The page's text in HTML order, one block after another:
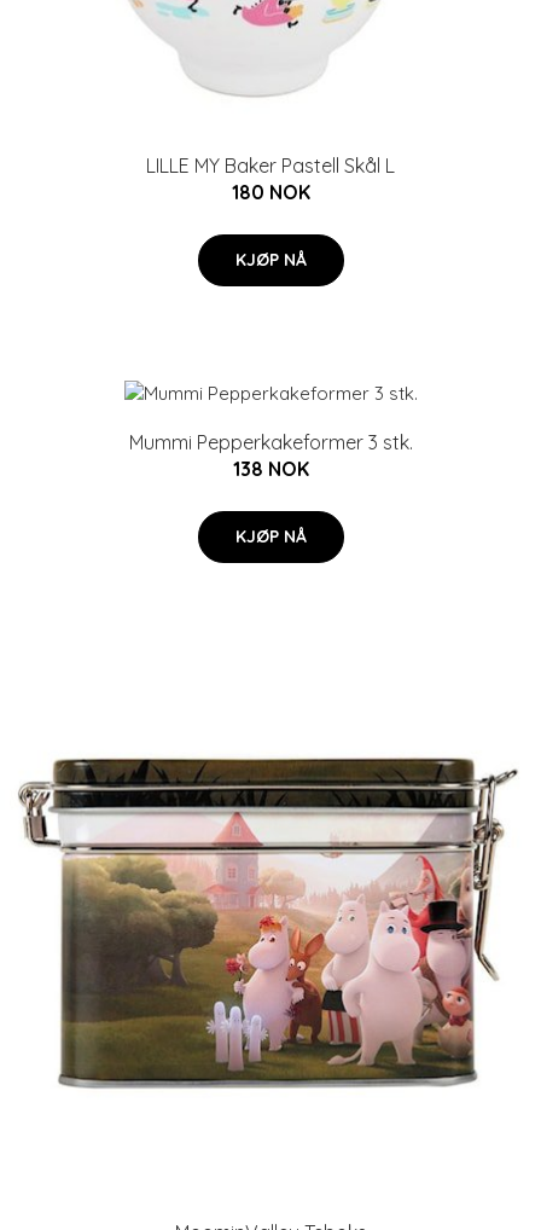
LILLE MY Baker Pastell Skål L
180 NOK
KJØP NÅ
Mummi Pepperkakeformer 3 stk.
138 NOK
KJØP NÅ